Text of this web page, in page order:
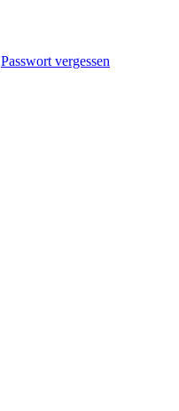
Passwort vergessen